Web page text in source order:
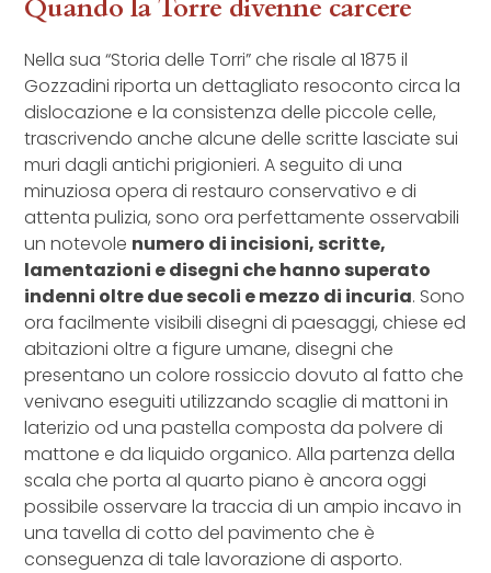
Quando la Torre divenne carcere
Nella sua “Storia delle Torri” che risale al 1875 il
Gozzadini riporta un dettagliato resoconto circa la
dislocazione e la consistenza delle piccole celle,
trascrivendo anche alcune delle scritte lasciate sui
muri dagli antichi prigionieri. A seguito di una
minuziosa opera di restauro conservativo e di
attenta pulizia, sono ora perfettamente osservabili
un notevole numero di incisioni, scritte,
lamentazioni e disegni che hanno superato
indenni oltre due secoli e mezzo di incuria. Sono
ora facilmente visibili disegni di paesaggi, chiese ed
abitazioni oltre a figure umane, disegni che
presentano un colore rossiccio dovuto al fatto che
venivano eseguiti utilizzando scaglie di mattoni in
laterizio od una pastella composta da polvere di
mattone e da liquido organico. Alla partenza della
scala che porta al quarto piano è ancora oggi
possibile osservare la traccia di un ampio incavo in
una tavella di cotto del pavimento che è
conseguenza di tale lavorazione di asporto.